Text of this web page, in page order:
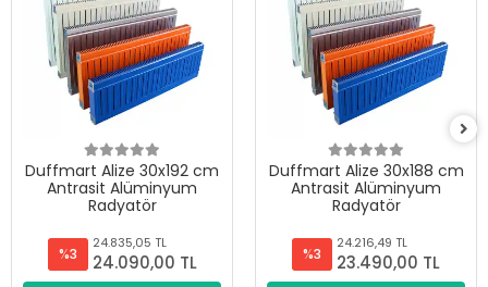
Duffmart Alize 30x192 cm
Antrasit Alüminyum
Radyatör
%3
24.835,05 TL
24.090,00 TL
Duffmart Alize 30x188 cm
Antrasit Alüminyum
Radyatör
%3
24.216,49 TL
23.490,00 TL